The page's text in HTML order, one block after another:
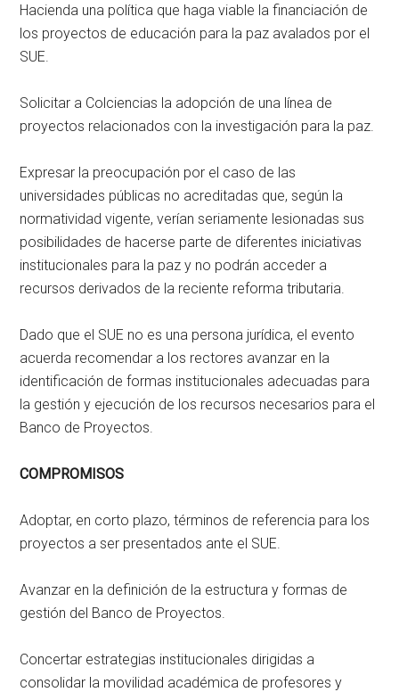
Hacienda una política que haga viable la financiación de
los proyectos de educación para la paz avalados por el
SUE.
Solicitar a Colciencias la adopción de una línea de
proyectos relacionados con la investigación para la paz.
Expresar la preocupación por el caso de las
universidades públicas no acreditadas que, según la
normatividad vigente, verían seriamente lesionadas sus
posibilidades de hacerse parte de diferentes iniciativas
institucionales para la paz y no podrán acceder a
recursos derivados de la reciente reforma tributaria.
Dado que el SUE no es una persona jurídica, el evento
acuerda recomendar a los rectores avanzar en la
identificación de formas institucionales adecuadas para
la gestión y ejecución de los recursos necesarios para el
Banco de Proyectos.
COMPROMISOS
Adoptar, en corto plazo, términos de referencia para los
proyectos a ser presentados ante el SUE.
Avanzar en la definición de la estructura y formas de
gestión del Banco de Proyectos.
Concertar estrategias institucionales dirigidas a
consolidar la movilidad académica de profesores y